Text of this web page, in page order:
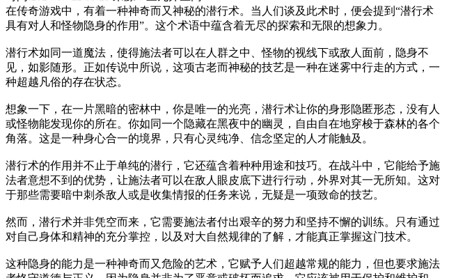
在传奇游戏中，有着一种神奇而又神秘的潜行术。当人们谈及此术时，便会提到“潜行术
具有对人和怪物隐身的作用”。这个术语中蕴含着无尽的探索和无限的想象力。
潜行术如同一道魔法，使得施法者可以在人群之中、怪物的视线下或敌人面前，隐身不
见，如影随形。正如传说中所说，这项古老而神秘的技艺是一种在迷雾中行走的方式，一
种超越凡俗的存在状态。
想象一下，在一片黑暗的密林中，你是唯一的光亮，潜行术让你的身形隐匿形态，没有人
或怪物能发现你的所在。你如同一个隐藏在黑夜中的幽灵，自由自在地穿梭于森林的各个
角落。这是一种身心合一的境界，只有心灵纯净、信念坚定的人才能触及。
潜行术的作用并不止于单纯的潜行，它还蕴含着种种用途和技巧。在战斗中，它能给予施
法者意想不到的优势，让施法者可以在敌人眼皮底下进行行动，外界对其一无所知。这对
于那些需要暗中刺杀敌人或是收集情报的任务来说，无疑是一项致命的技艺。
然而，潜行术并非凭空而来，它需要施法者付出艰辛的努力和坚持不懈的训练。只有通过
对自己身体和精神的充分掌控，以及对大自然规律的了解，才能真正掌握这门技术。
这种隐身的能力是一种神奇而又危险的艺术，它赋予人们超越常规的能力，但也要求施法